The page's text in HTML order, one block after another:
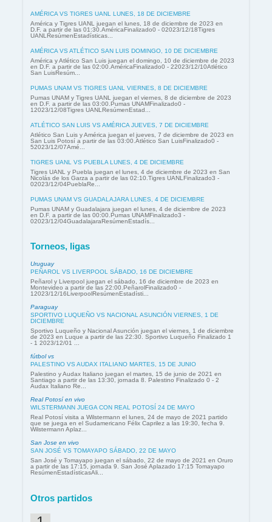
AMÉRICA VS TIGRES UANL LUNES, 18 DE DICIEMBRE
América y Tigres UANL juegan el lunes, 18 de diciembre de 2023 en
D.F. a partir de las 01:30.AméricaFinalizado0 - 02023/12/18Tigres
UANLResúmenEstadísticas...
AMÉRICA VS ATLÉTICO SAN LUIS DOMINGO, 10 DE DICIEMBRE
América y Atlético San Luis juegan el domingo, 10 de diciembre de 2023
en D.F. a partir de las 02:00.AméricaFinalizado0 - 22023/12/10Atlético
San LuisResúm...
PUMAS UNAM VS TIGRES UANL VIERNES, 8 DE DICIEMBRE
Pumas UNAM y Tigres UANL juegan el viernes, 8 de diciembre de 2023
en D.F. a partir de las 03:00.Pumas UNAMFinalizado0 -
12023/12/08Tigres UANLResúmenEstad...
ATLÉTICO SAN LUIS VS AMÉRICA JUEVES, 7 DE DICIEMBRE
Atlético San Luis y América juegan el jueves, 7 de diciembre de 2023 en
San Luis Potosí a partir de las 03:00.Atlético San LuisFinalizado0 -
52023/12/07Amé...
TIGRES UANL VS PUEBLA LUNES, 4 DE DICIEMBRE
Tigres UANL y Puebla juegan el lunes, 4 de diciembre de 2023 en San
Nicolás de los Garza a partir de las 02:10.Tigres UANLFinalizado3 -
02023/12/04PueblaRe...
PUMAS UNAM VS GUADALAJARA LUNES, 4 DE DICIEMBRE
Pumas UNAM y Guadalajara juegan el lunes, 4 de diciembre de 2023
en D.F. a partir de las 00:00.Pumas UNAMFinalizado3 -
02023/12/04GuadalajaraResúmenEstadís...
Torneos, ligas
Uruguay
PEÑAROL VS LIVERPOOL SÁBADO, 16 DE DICIEMBRE
Peñarol y Liverpool juegan el sábado, 16 de diciembre de 2023 en
Montevideo a partir de las 22:00.PeñarolFinalizado0 -
12023/12/16LiverpoolResúmenEstadísti...
Paraguay
SPORTIVO LUQUEÑO VS NACIONAL ASUNCIÓN VIERNES, 1 DE
DICIEMBRE
Sportivo Luqueño y Nacional Asunción juegan el viernes, 1 de diciembre
de 2023 en Luque a partir de las 22:30. Sportivo Luqueño Finalizado 1
- 1 2023/12/01 ...
fútbol vs
PALESTINO VS AUDAX ITALIANO MARTES, 15 DE JUNIO
Palestino y Audax Italiano juegan el martes, 15 de junio de 2021 en
Santiago a partir de las 13:30, jornada 8. Palestino Finalizado 0 - 2
Audax Italiano Re...
Real Potosí en vivo
WILSTERMANN JUEGA CON REAL POTOSÍ 24 DE MAYO
Real Potosí visita a Wilstermann el lunes, 24 de mayo de 2021 partido
que se juega en el Sudamericano Félix Caprilez a las 19:30, fecha 9.
Wilstermann Aplaz...
San Jose en vivo
SAN JOSÉ VS TOMAYAPO SÁBADO, 22 DE MAYO
San José y Tomayapo juegan el sábado, 22 de mayo de 2021 en Oruro
a partir de las 17:15, jornada 9. San José Aplazado 17:15 Tomayapo
ResúmenEstadísticasAli...
Otros partidos